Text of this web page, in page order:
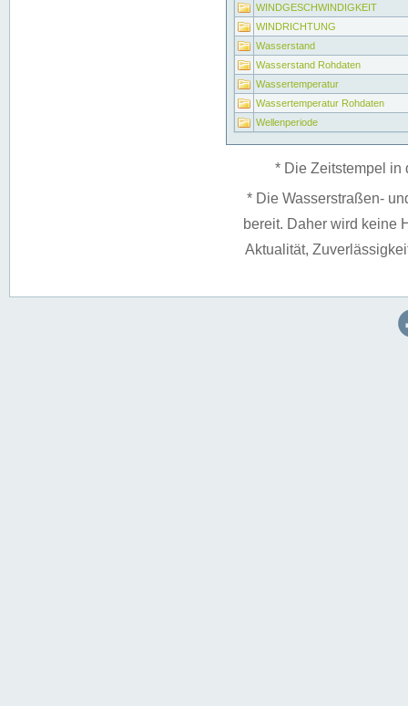
WINDGESCHWINDIGKEIT
WINDRICHTUNG
Wasserstand
Wasserstand Rohdaten
Wassertemperatur
Wassertemperatur Rohdaten
Wellenperiode
* Die Zeitstempel in
* Die Wasserstraßen-
bereit. Daher wird keine
Aktualität,